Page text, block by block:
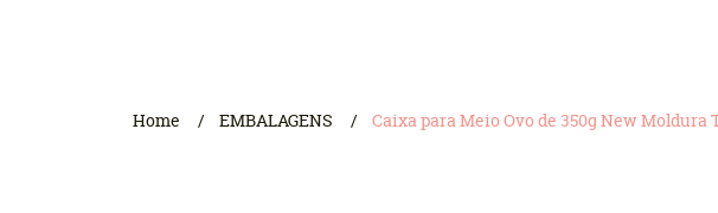
Home EMBALAGENS Caixa para Meio Ovo de 350g New